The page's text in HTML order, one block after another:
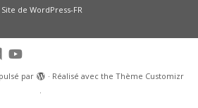
Site de WordPress-FR
par · Réalisé avec the Thème Customizr
·